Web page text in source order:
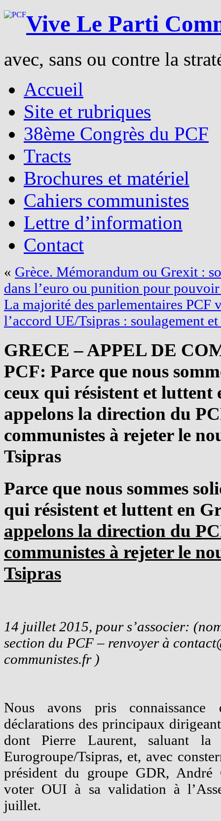
Vive Le Parti
avec, sans ou contre la
Accueil
Site et rubriques
38ème Congrès du PCF
Tracts
Brochures et matériel
Cahiers communistes
Lettre d’information
Contact
« Grèce. Mémorandum ou Grexit :
dans l’euro ou punition pour
La majorité des parlementaires PCF
l’accord UE/Tsipras : soulagement
GRECE – APPEL DE
PCF: Parce que nous
ceux qui résistent et luttent
appelons la direction du
communistes à rejeter le
Tsipras
Parce que nous sommes
qui résistent et luttent en
appelons la direction du
communistes à rejeter le
Tsipras
14 juillet 2015, pour s’associer:
section du PCF – renvoyer à
communistes.fr )
Nous avons pris connaissance
déclarations des principaux
dont Pierre Laurent, saluant la
Eurogroupe/Tsipras, et, avec
président du groupe GDR, André
voter OUI à sa validation à
juillet.